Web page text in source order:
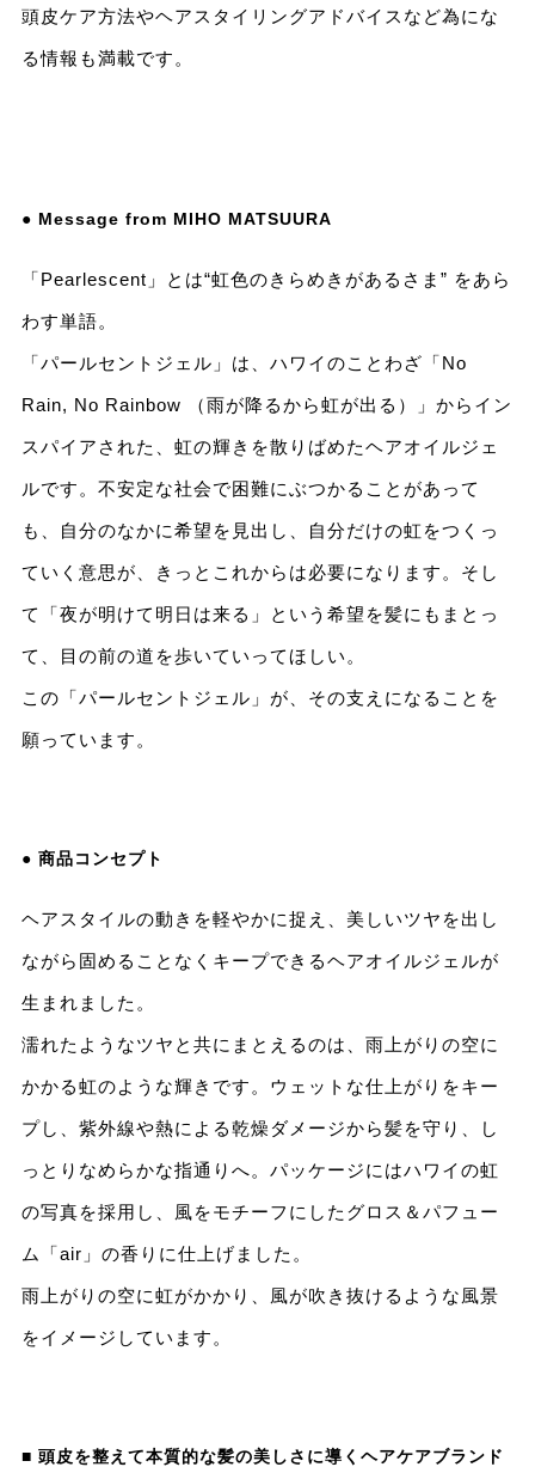
頭皮ケア方法やヘアスタイリングアドバイスなど為にな
る情報も満載です。
● Message from MIHO MATSUURA
「Pearlescent」とは“虹色のきらめきがあるさま” をあら
わす単語。
「パールセントジェル」は、ハワイのことわざ「No
Rain, No Rainbow （雨が降るから虹が出る）」からイン
スパイアされた、虹の輝きを散りばめたヘアオイルジェ
ルです。不安定な社会で困難にぶつかることがあって
も、自分のなかに希望を見出し、自分だけの虹をつくっ
ていく意思が、きっとこれからは必要になります。そし
て「夜が明けて明日は来る」という希望を髪にもまとっ
て、目の前の道を歩いていってほしい。
この「パールセントジェル」が、その支えになることを
願っています。
● 商品コンセプト
ヘアスタイルの動きを軽やかに捉え、美しいツヤを出し
ながら固めることなくキープできるヘアオイルジェルが
生まれました。
濡れたようなツヤと共にまとえるのは、雨上がりの空に
かかる虹のような輝きです。ウェットな仕上がりをキー
プし、紫外線や熱による乾燥ダメージから髪を守り、し
っとりなめらかな指通りへ。パッケージにはハワイの虹
の写真を採用し、風をモチーフにしたグロス＆パフュー
ム「air」の香りに仕上げました。
雨上がりの空に虹がかかり、風が吹き抜けるような風景
をイメージしています。
■ 頭皮を整えて本質的な髪の美しさに導くヘアケアブランド